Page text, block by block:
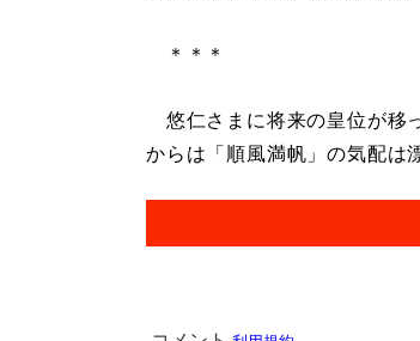
＊＊＊
悠仁さまに将来の皇位が移
からは「順風満帆」の気配は